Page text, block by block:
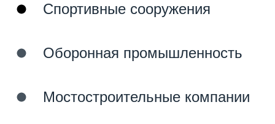
Спортивные сооружения
Оборонная промышленность
Мостостроительные компании